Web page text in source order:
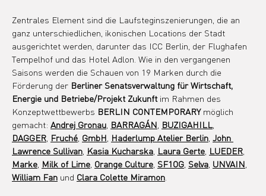
Zentrales Element sind die Laufsteginszenierungen, die an
ganz unterschiedlichen, ikonischen Locations der Stadt
ausgerichtet werden, darunter das ICC Berlin, der Flughafen
Tempelhof und das Hotel Adlon. Wie in den vergangenen
Saisons werden die Schauen von 19 Marken durch die
Förderung der Berliner Senatsverwaltung für Wirtschaft,
Energie und Betriebe/Projekt Zukunft im Rahmen des
Konzeptwettbewerbs BERLIN CONTEMPORARY möglich
gemacht: Andrej Gronau BARRAGÁN BUZIGAHILL
DAGGER Fruché GmbH Haderlump Atelier Berlin John
Lawrence Sullivan Kasia Kucharska Laura Gerte LUEDER
Marke Milk of Lime Orange Culture SF1OG Selva UNVAIN
William Fan und Clara Colette Miramon